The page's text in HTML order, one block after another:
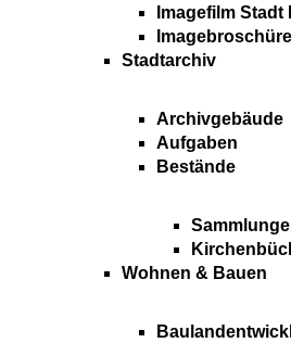
Imagefilm
Imagebroschüre
Stadtarchiv
Archivgebäude
Aufgaben
Bestände
Wohnen & Bauen